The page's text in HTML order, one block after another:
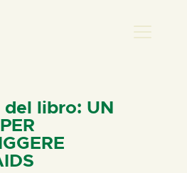
del libro: UN